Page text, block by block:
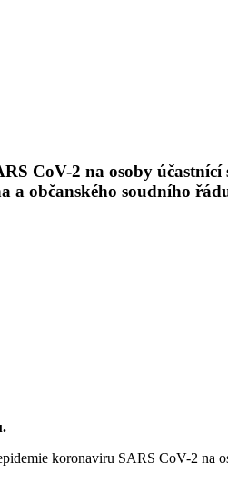
CoV-2 na osoby účastnící
a občanského soudního
koronaviru SARS CoV-2 na